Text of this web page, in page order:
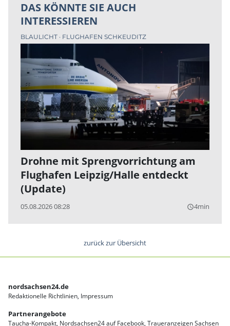
DAS KÖNNTE SIE AUCH
INTERESSIEREN
BLAULICHT FLUGHAFEN SCHKEUDITZ
Drohne mit Sprengvorrichtung am
Flughafen Leipzig/Halle entdeckt
(Update)
05.08.2026 08:28 query_builder4min
zurück zur Übersicht
nordsachsen24.de
Redaktionelle Richtlinien Impressum
Partnerangebote
Taucha-Kompakt Nordsachsen24 auf Facebook Traueranzeigen Sachsen